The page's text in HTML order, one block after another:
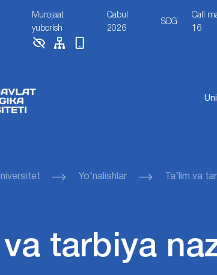
Murojaat
yuborish
Qabul
2026
SDG
Call
16
Yo‘nalishlar Ta’lim va
va tarbiya